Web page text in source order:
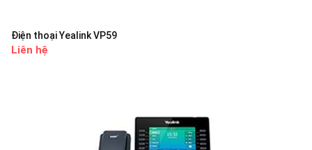
Điện thoại Yealink VP59
Liên hệ